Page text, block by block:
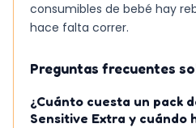
consumibles de bebé hay
hace falta correr.
Preguntas frecuentes
¿Cuánto cuesta un pack
Sensitive Extra y cuándo